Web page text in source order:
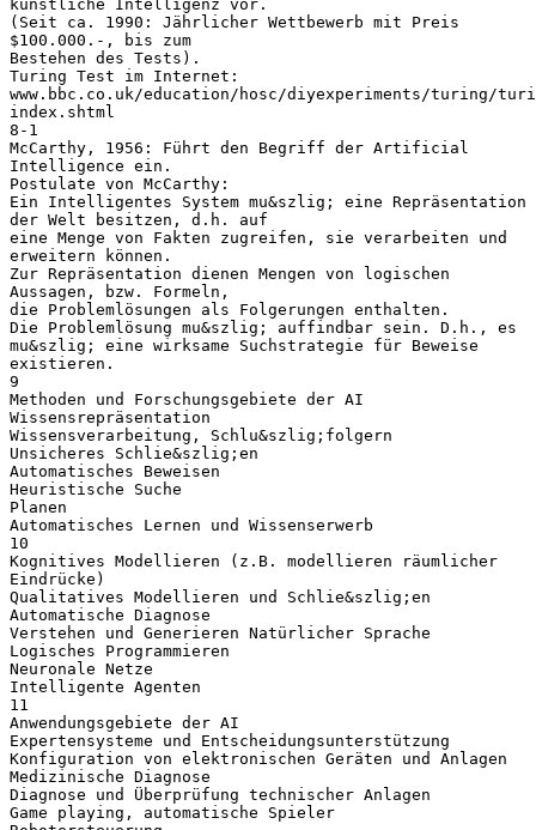
künstliche Intelligenz vor.
(Seit ca. 1990: Jährlicher Wettbewerb mit Preis
$100.000.-, bis zum
Bestehen des Tests).
Turing Test im Internet:
www.bbc.co.uk/education/hosc/diyexperiments/turing/
index.shtml
8-1
McCarthy, 1956: Führt den Begriff der Artificial
Intelligence ein.
Postulate von McCarthy:
Ein Intelligentes System mu&szlig; eine Repräsentation
der Welt besitzen, d.h. auf
eine Menge von Fakten zugreifen, sie verarbeiten und
erweitern können.
Zur Repräsentation dienen Mengen von logischen
Aussagen, bzw. Formeln,
die Problemlösungen als Folgerungen enthalten.
Die Problemlösung mu&szlig; auffindbar sein. D.h., es
mu&szlig; eine wirksame Suchstrategie für Beweise
existieren.
9
Methoden und Forschungsgebiete der AI
Wissensrepräsentation
Wissensverarbeitung, Schlu&szlig;folgern
Unsicheres Schlie&szlig;en
Automatisches Beweisen
Heuristische Suche
Planen
Automatisches Lernen und Wissenserwerb
10
Kognitives Modellieren (z.B. modellieren räumlicher
Eindrücke)
Qualitatives Modellieren und Schlie&szlig;en
Automatische Diagnose
Verstehen und Generieren Natürlicher Sprache
Logisches Programmieren
Neuronale Netze
Intelligente Agenten
11
Anwendungsgebiete der AI
Expertensysteme und Entscheidungsunterstützung
Konfiguration von elektronischen Geräten und Anlagen
Medizinische Diagnose
Diagnose und Überprüfung technischer Anlagen
Game playing, automatische Spieler